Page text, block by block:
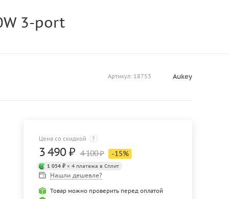
3-port
Артикул: 18753 Aukey
Цена со скидкой ?
3 490 ₽ 4 100₽ -15%
1 054 ₽ × 4 платежа в Сплит
Нашли дешевле?
Товар можно проверить перед оплатой